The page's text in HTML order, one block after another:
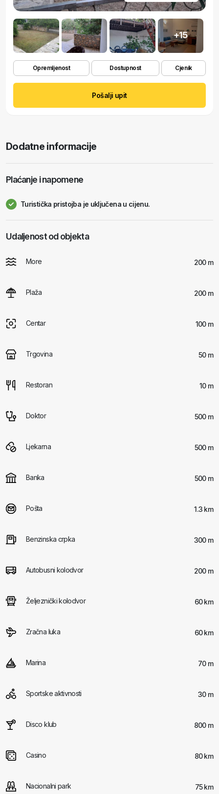
+15
Opremljenost Dostupnost Cjenik
Pošalji upit
Dodatne informacije
Plaćanje i napomene
Turistička pristojba je uključena u cijenu.
Udaljenost od objekta
More 200 m
Plaža 200 m
Centar 100 m
Trgovina 50 m
Restoran 10 m
Doktor 500 m
Ljekarna 500 m
Banka 500 m
Pošta 1.3 km
Benzinska crpka 300 m
Autobusni kolodvor 200 m
Željeznički kolodvor 60 km
Zračna luka 60 km
Marina 70 m
Sportske aktivnosti 30 m
Disco klub 800 m
Casino 80 km
Nacionalni park 75 km